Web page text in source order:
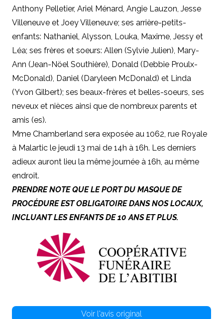
Anthony Pelletier, Ariel Ménard, Angie Lauzon, Jesse
Villeneuve et Joey Villeneuve; ses arrière-petits-
enfants: Nathaniel, Alysson, Louka, Maxime, Jessy et
Léa; ses frères et soeurs: Allen (Sylvie Julien), Mary-
Ann (Jean-Nöel Southière), Donald (Debbie Proulx-
McDonald), Daniel (Daryleen McDonald) et Linda
(Yvon Gilbert); ses beaux-frères et belles-soeurs, ses
neveux et nièces ainsi que de nombreux parents et
amis (es).
Mme Chamberland sera exposée au 1062, rue Royale
à Malartic le jeudi 13 mai de 14h à 16h. Les derniers
adieux auront lieu la même journée à 16h, au même
endroit.
PRENDRE NOTE QUE LE PORT DU MASQUE DE
PROCÉDURE EST OBLIGATOIRE DANS NOS LOCAUX,
INCLUANT LES ENFANTS DE 10 ANS ET PLUS.
Voir l'avis original